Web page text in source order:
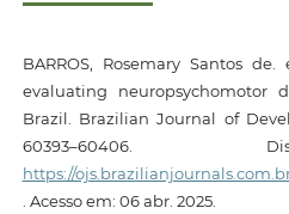
BARROS, Rosemary Santos
evaluating neuropsychomotor
Brazil. Brazilian Journal of
60393–60406.
https://
. Acesso em: 06 abr. 2025.